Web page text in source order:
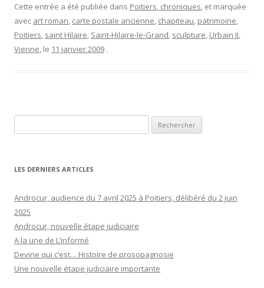
Cette entrée a été publiée dans Poitiers, chroniques, et marquée
avec art roman, carte postale ancienne, chapiteau, patrimoine,
Poitiers, saint Hilaire, Saint-Hilaire-le-Grand, sculpture, Urbain II,
Vienne, le 11 janvier 2009 .
LES DERNIERS ARTICLES
Androcur, audience du 7 avril 2025 à Poitiers, délibéré du 2 juin
2025
Androcur, nouvelle étape judiciaire
A la une de L’informé
Devine qui c’est… Histoire de prosopagnosie
Une nouvelle étape judiciaire importante